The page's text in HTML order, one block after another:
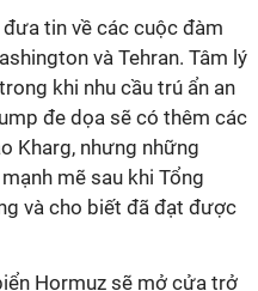
tin về các cuộc đàm
và Tehran. Tâm lý
khi nhu cầu trú ẩn an
đe dọa sẽ có thêm các
Kharg, nhưng những
mẽ sau khi Tổng
và cho biết đã đạt được
Hormuz sẽ mở cửa trở